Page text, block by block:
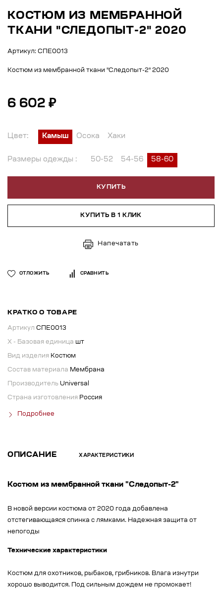
КОСТЮМ ИЗ МЕМБРАННОЙ
ТКАНИ "СЛЕДОПЫТ-2" 2020
Артикул: СПЕ0013
Костюм из мембранной ткани "Следопыт-2" 2020
6 602 ₽
Цвет: Камыш Осока Хаки
Размеры одежды : 50-52 54-56 58-60
КУПИТЬ
КУПИТЬ В 1 КЛИК
Напечатать
ОТЛОЖИТЬ СРАВНИТЬ
КРАТКО О ТОВАРЕ
Артикул СПЕ0013
X - Базовая единица шт
Вид изделия Костюм
Состав материала Мембрана
Производитель Universal
Страна изготовления Россия
Подробнее
ОПИСАНИЕ ХАРАКТЕРИСТИКИ
Костюм из мембранной ткани "Следопыт-2"
В новой версии костюма от 2020 года добавлена
отстегивающаяся спинка с лямками. Надежная защита от
непогоды
Технические характеристики
Костюм для охотников, рыбаков, грибников. Влага изнутри
хорошо выводится. Под сильным дождем не промокает!